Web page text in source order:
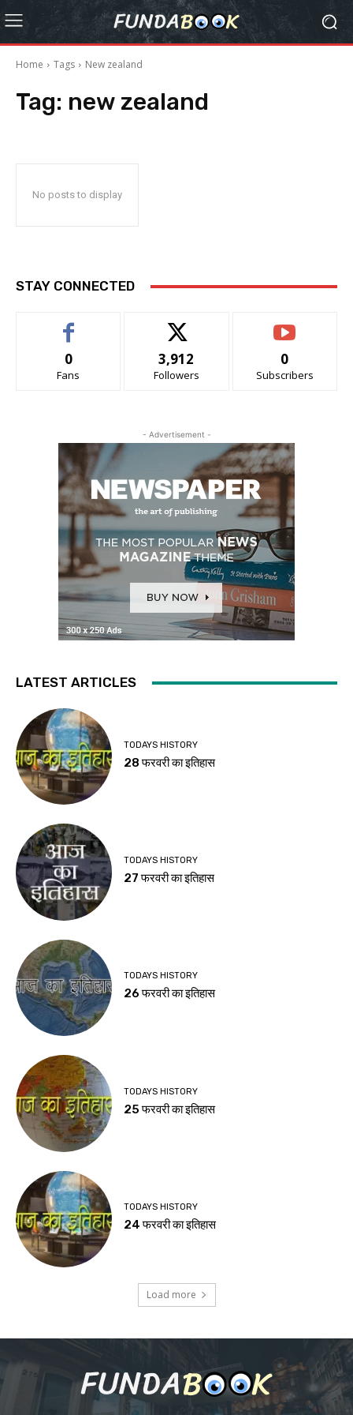
Home Tags New zealand
Tag: new zealand
No posts to display
STAY CONNECTED
0
Fans
3,912
Followers
0
Subscribers
- Advertisement -
LATEST ARTICLES
TODAYS HISTORY
28 फरवरी का इतिहास
TODAYS HISTORY
27 फरवरी का इतिहास
TODAYS HISTORY
26 फरवरी का इतिहास
TODAYS HISTORY
25 फरवरी का इतिहास
TODAYS HISTORY
24 फरवरी का इतिहास
Load more